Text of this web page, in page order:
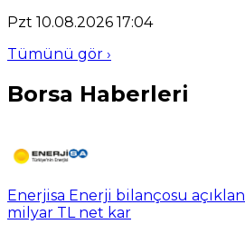
Pzt 10.08.2026 17:04
Tümünü gör ›
Borsa Haberleri
Enerjisa Enerji bilançosu
milyar TL net kar